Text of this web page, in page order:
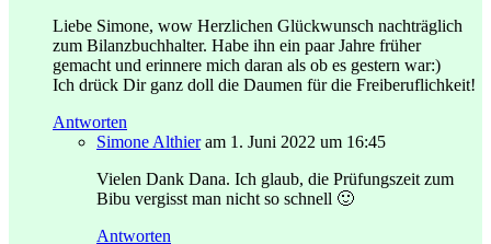
Liebe Simone, wow Herzlichen Glückwunsch nachträglich
zum Bilanzbuchhalter. Habe ihn ein paar Jahre früher
gemacht und erinnere mich daran als ob es gestern war:)
Ich drück Dir ganz doll die Daumen für die Freiberuflichkeit!
Antworten
Simone Althier am 1. Juni 2022 um 16:45
Vielen Dank Dana. Ich glaub, die Prüfungszeit zum
Bibu vergisst man nicht so schnell 🙂
Antworten